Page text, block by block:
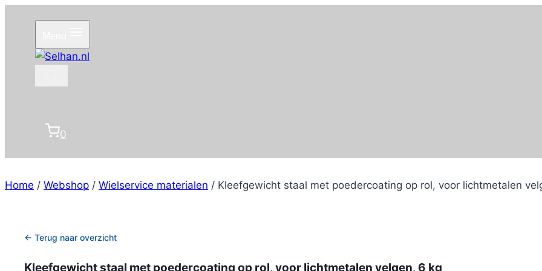
inhoud
0
Home / Webshop / Wielservice materialen / Kleefgewicht staal met poedercoating op rol, voor lichtmetalen
← Terug naar overzicht
Kleefgewicht staal met poedercoating op rol, voor lichtmetalen velgen, 6 kg